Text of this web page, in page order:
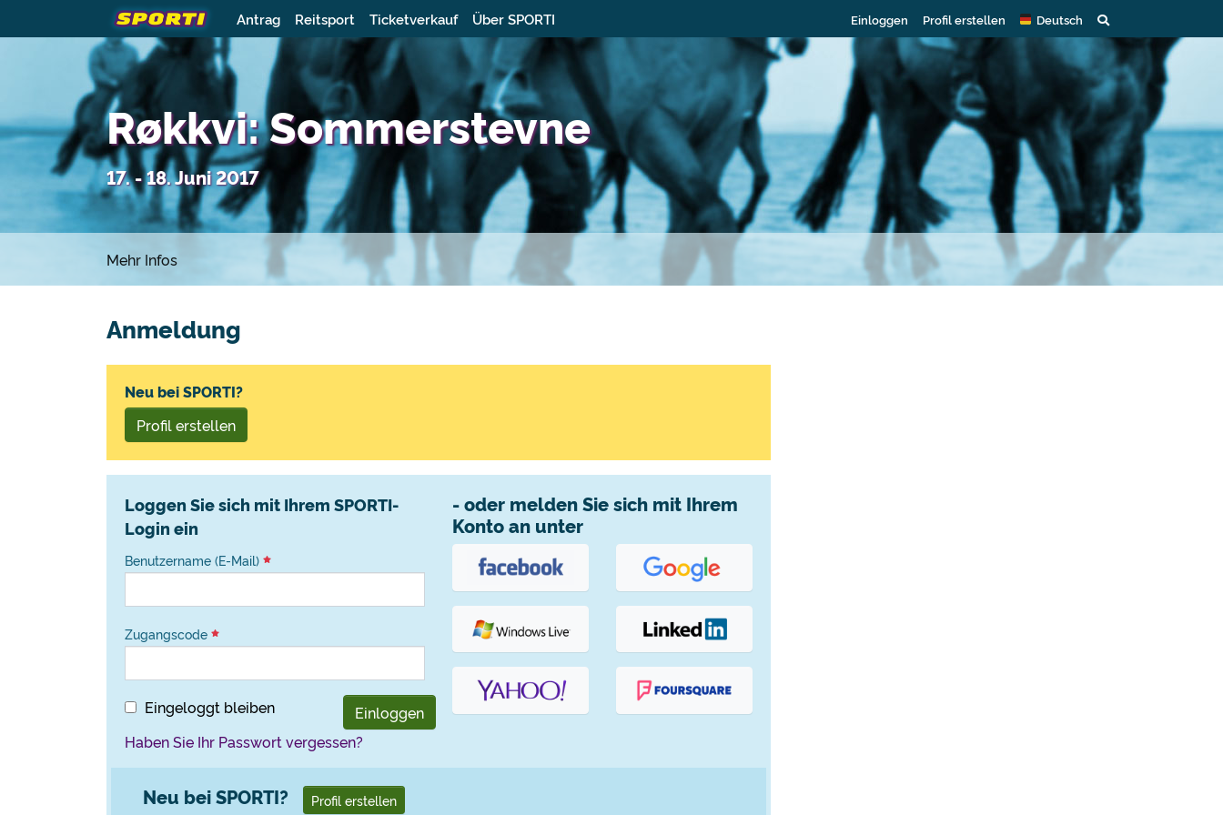
Antrag Reitsport Ticketverkauf Über SPORTI Einloggen Profil erstellen Deutsch
Røkkvi: Sommerstevne
17. - 18. Juni 2017
Mehr Infos
Anmeldung
Neu bei SPORTI?
Profil erstellen
Loggen Sie sich mit Ihrem SPORTI-
Login ein
Benutzername (E-Mail)
Zugangscode
Eingeloggt bleiben
Einloggen
Haben Sie Ihr Passwort vergessen?
- oder melden Sie sich mit Ihrem
Konto an unter
Neu bei SPORTI? Profil erstellen